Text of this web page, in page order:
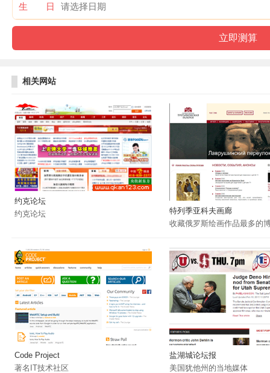
生 日
相关网站
约克论坛
约克论坛
特列季亚科夫画廊
收藏俄罗斯绘画作品最多的
Code Project
著名IT技术社区
盐湖城论坛报
美国犹他州的当地媒体